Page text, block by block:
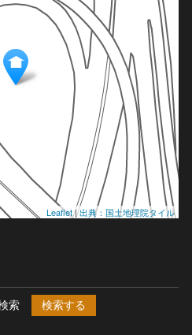
Leaflet|出典：国土地理院タイル
索 検索する